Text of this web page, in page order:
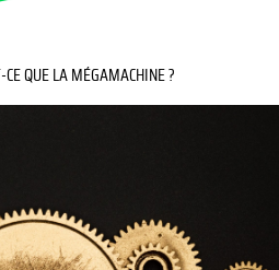
CE QUE LA MÉGAMACHINE ?